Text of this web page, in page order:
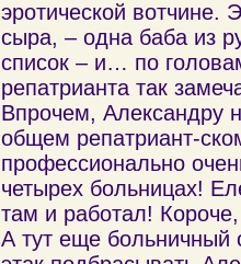
эротической вотчине.
сыра, – одна баба из
список – и… по
репатрианта так
Впрочем, Александру
общем репатриант-
профессионально
четырех больницах!
там и работал!
А тут еще больничный